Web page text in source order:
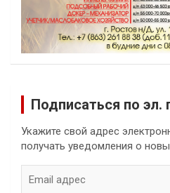
Подписаться по эл.
Укажите свой адрес
получать уведомления о
адрес